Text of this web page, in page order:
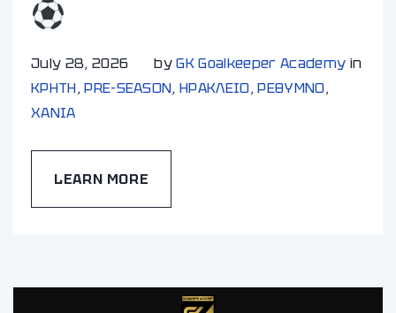
July 28, 2026 byGK Goalkeeper Academy in
ΚΡΗΤΗ,PRE-SEASON,ΗΡΑΚΛΕΙΟ,ΡΕΘΥΜΝΟ,
ΧΑΝΙA
LEARN MORE